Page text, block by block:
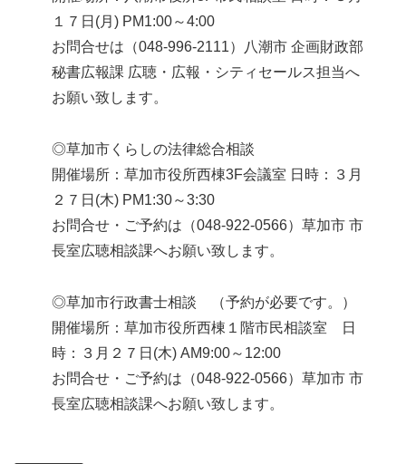
１７日(月) PM1:00～4:00
お問合せは（048-996-2111）八潮市 企画財政部
秘書広報課 広聴・広報・シティセールス担当へ
お願い致します。
◎草加市くらしの法律総合相談
開催場所：草加市役所西棟3F会議室 日時：３月
２７日(木) PM1:30～3:30
お問合せ・ご予約は（048-922-0566）草加市 市
長室広聴相談課へお願い致します。
◎草加市行政書士相談 （予約が必要です。）
開催場所：草加市役所西棟１階市民相談室 日
時：３月２７日(木) AM9:00～12:00
お問合せ・ご予約は（048-922-0566）草加市 市
長室広聴相談課へお願い致します。